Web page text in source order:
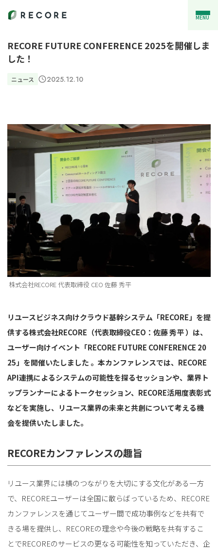
MENU
RECORE FUTURE CONFERENCE 2025を開催しま
した！
ニュース 2025.12.10
株式会社RECORE 代表取締役 CEO 佐藤 秀平
リユースビジネス向けクラウド基幹システム「RECORE」を提
供する株式会社RECORE（代表取締役CEO：佐藤 秀平 ）は、
ユーザー向けイベント「RECORE FUTURE CONFERENCE 20
25」を開催いたしました 。本カンファレンスでは、RECORE
API連携によるシステムの可能性を探るセッションや、業界ト
ップランナーによるトークセッション、RECORE活用度表彰式
などを実施し、リユース業界の未来と共創について考える機
会を提供いたしました。
RECOREカンファレンスの趣旨
リユース業界には横のつながりを大切にする文化がある一方
で、RECOREユーザーは全国に散らばっているため、RECORE
カンファレンスを通じてユーザー間で成功事例などを共有で
きる場を提供し、RECOREの理念や今後の戦略を共有するこ
とでRECOREのサービスの更なる可能性を知っていただき、企